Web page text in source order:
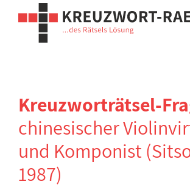
Kreuzworträtsel-
chinesischer
und Komponist
1987)